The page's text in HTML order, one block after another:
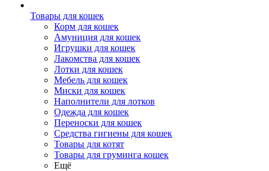
Товары для кошек
Корм для кошек
Амуниция для кошек
Игрушки для кошек
Лакомства для кошек
Лотки для кошек
Мебель для кошек
Миски для кошек
Наполнители для лотков
Одежда для кошек
Переноски для кошек
Средства гигиены для кошек
Товары для котят
Товары для груминга кошек
Ещё